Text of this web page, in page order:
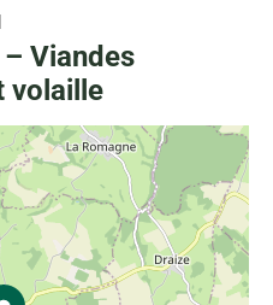
Viandes
volaille